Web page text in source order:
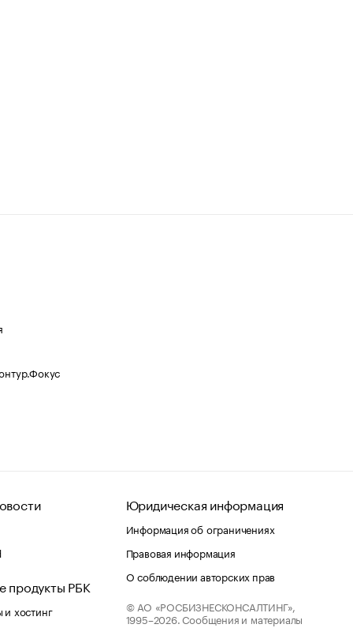
продукты РБК
хостинг
Юридическая информация
Информация об ограничениях
Правовая информация
О соблюдении авторских прав
© АО «РОСБИЗНЕСКОНСАЛТИНГ»,
1995–2026. Сообщения и материалы